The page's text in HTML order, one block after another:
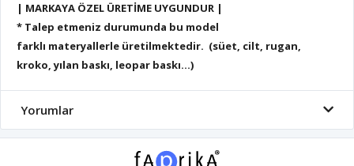
| MARKAYA ÖZEL ÜRETİME UYGUNDUR |
* Talep etmeniz durumunda bu model
farklı materyallerle üretilmektedir. (süet, cilt, rugan,
kroko, yılan baskı, leopar baskı...)
Yorumlar